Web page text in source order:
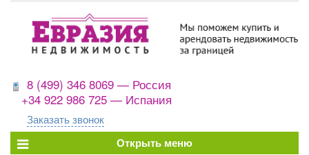
8 (499) 346 8069 — Россия
+34 922 986 725 — Испания
Заказать звонок